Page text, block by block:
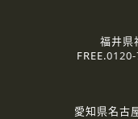
2.個人情報の第三者提
ご提供いただいた個
3.個人情報の取り扱
弊社の定める個人情
福井県
FREE.
愛知県名古